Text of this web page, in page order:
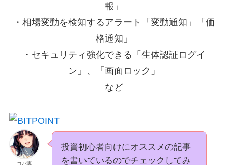
報」
・相場変動を検知するアラート「変動通知」「価
格通知」
・セキュリティ強化できる「生体認証ログイ
ン」、「画面ロック」
など
投資初心者向けにオススメの記事
を書いているのでチェックしてみ